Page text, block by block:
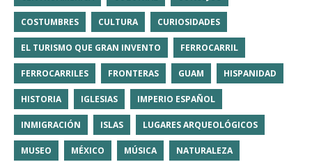
COSTUMBRES CULTURA CURIOSIDADES
EL TURISMO QUE GRAN INVENTO FERROCARRIL
FERROCARRILES FRONTERAS GUAM HISPANIDAD
HISTORIA IGLESIAS IMPERIO ESPAÑOL
INMIGRACIÓN ISLAS LUGARES ARQUEOLÓGICOS
MUSEO MÉXICO MÚSICA NATURALEZA